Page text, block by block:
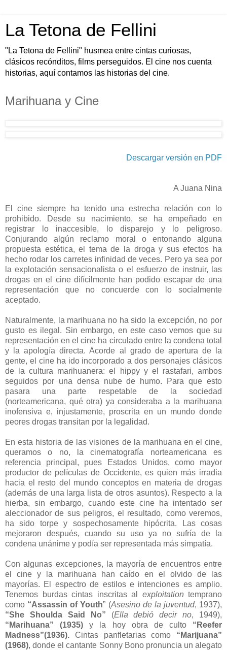
La Tetona de Fellini
"La Tetona de Fellini" husmea entre cintas curiosas,
clásicos recónditos, films perseguidos. El cine nos cuenta
historias, aquí contamos las historias del cine.
Marihuana y Cine
Descargar versión en PDF
A Juana Nina
El cine siempre ha tenido una estrecha relación con lo
prohibido. Desde su nacimiento, se ha empeñado en
registrar lo inaccesible, lo disparejo y lo peligroso.
Conjurando algún reclamo moral o entonando alguna
propuesta estética, el tema de la droga y sus efectos ha
hecho rodar los carretes infinidad de veces. Pero ya sea por
la explotación sensacionalista o el esfuerzo de instruir, las
drogas en el cine difícilmente han podido escapar de una
representación que no concuerde con lo socialmente
aceptado.
Naturalmente, la marihuana no ha sido la excepción, no por
gusto es ilegal. Sin embargo, en este caso vemos que su
representación en el cine ha circulado entre la condena total
y la apología directa. Acorde al grado de apertura de la
gente, el cine ha ido incorporado a dos personajes clásicos
de la cultura marihuanera: el hippy y el rastafari, ambos
seguidos por una densa nube de humo. Para que esto
pasara una parte respetable de la sociedad
(norteamericana, qué otra) ya consideraba a la marihuana
inofensiva e, injustamente, proscrita en un mundo donde
peores drogas transitan por la legalidad.
En esta historia de las visiones de la marihuana en el cine,
queramos o no, la cinematografía norteamericana es
referencia principal, pues Estados Unidos, como mayor
productor de películas de Occidente, es quien más irradia
hacia el resto del mundo conceptos en materia de drogas
(además de una larga lista de otros asuntos). Respecto a la
hierba, sin embargo, cuando este cine ha intentado ser
aleccionador de sus peligros, el resultado, como veremos,
ha sido torpe y sospechosamente hipócrita. Las cosas
mejoraron después, cuando su uso ya no sufría de la
condena unánime y podía ser representada más simpatía.
Con algunas excepciones, la mayoría de encuentros entre
el cine y la marihuana han caído en el olvido de las
mayorías. El espectro de estilos e intenciones es amplio.
Tenemos burdas cintas inscritas al exploitation temprano
como “Assassin of Youth” (Asesino de la juventud, 1937),
“She Shoulda Said No” (Ella debió decir no, 1949),
“Marihuana”
(1935) y la hoy obra de culto “Reefer
Madness”(1936). Cintas panfletarias como “Marijuana”
(1968), donde el cantante Sonny Bono pronuncia un alegato